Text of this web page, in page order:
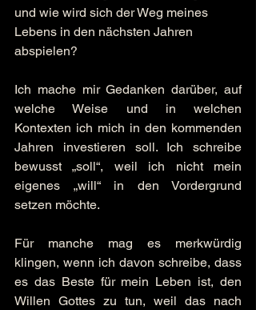
und wie wird sich der Weg meines
Lebens in den nächsten Jahren
abspielen?
Ich mache mir Gedanken darüber, auf
welche Weise und in welchen
Kontexten ich mich in den kommenden
Jahren investieren soll. Ich schreibe
bewusst „soll“, weil ich nicht mein
eigenes „will“ in den Vordergrund
setzen möchte.
Für manche mag es merkwürdig
klingen, wenn ich davon schreibe, dass
es das Beste für mein Leben ist, den
Willen Gottes zu tun, weil das nach